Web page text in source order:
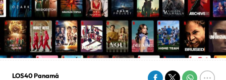
LOS40 Panamá